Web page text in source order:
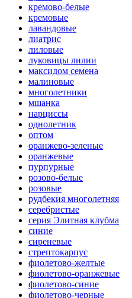
кремово-белые
кремовые
лавандовые
лиатрис
лиловые
луковицы лилии
максидом семена
малиновые
многолетники
мшанка
нарциссы
однолетник
оптом
оранжево-зеленые
оранжевые
пурпурные
розово-белые
розовые
рудбекия многолетняя
серебристые
серия Элитная клубма
синие
сиреневые
стрептокарпус
фиолетово-желтые
фиолетово-оранжевые
фиолетово-синие
фиолетово-черные